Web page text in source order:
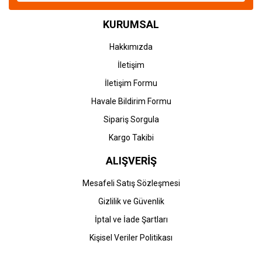
KURUMSAL
Hakkımızda
İletişim
İletişim Formu
Havale Bildirim Formu
Sipariş Sorgula
Kargo Takibi
ALIŞVERİŞ
Mesafeli Satış Sözleşmesi
Gizlilik ve Güvenlik
İptal ve İade Şartları
Kişisel Veriler Politikası